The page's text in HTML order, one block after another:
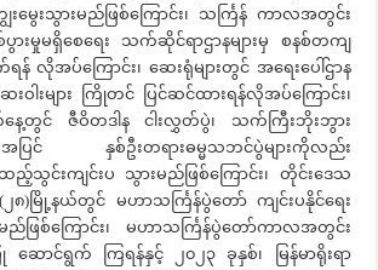
မွေးသွားမည်ဖြစ်ကြောင်း၊ သင်္ကြန် ကာလအတွင်း
ားမှုမရှိစေရေး သက်ဆိုင်ရာဌာနများမှ စနစ်တကျ
လိုအပ်ကြောင်း၊ ဆေးရုံများတွင် အရေးပေါ်ဌာန
ဝါးများ ကြိုတင် ပြင်ဆင်ထားရန်လိုအပ်ကြောင်း၊
က်နေ့တွင် ဇီဝိတဒါန ငါးလွှတ်ပွဲ၊ သက်ကြီးဘိုးဘွား
းအပြင် နှစ်ဦးတရားဓမ္မသဘင်ပွဲများကိုလည်း
င်းကျင်းပ သွားမည်ဖြစ်ကြောင်း၊ တိုင်းဒေသ
၈)မြို့နယ်တွင် မဟာသင်္ကြန်ပွဲတော် ကျင်းပနိုင်ရေး
ဖြစ်ကြောင်း၊ မဟာသင်္ကြန်ပွဲတော်ကာလအတွင်း
ဆောင်ရွက် ကြရန်နှင့် ၂၀၂၃ ခုနှစ်၊ မြန်မာရိုးရာ